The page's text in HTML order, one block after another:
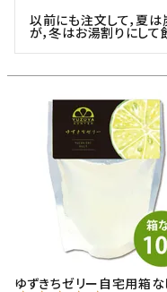
以前にも注文して，夏
が，冬はお湯割りにして
ゆずきちゼリー自宅用箱な